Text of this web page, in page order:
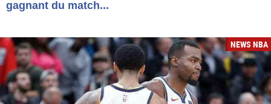
gagnant du match...
NEWS NBA